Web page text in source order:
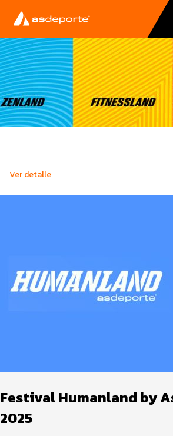
Ver detalle
Festival Humanland by
2025